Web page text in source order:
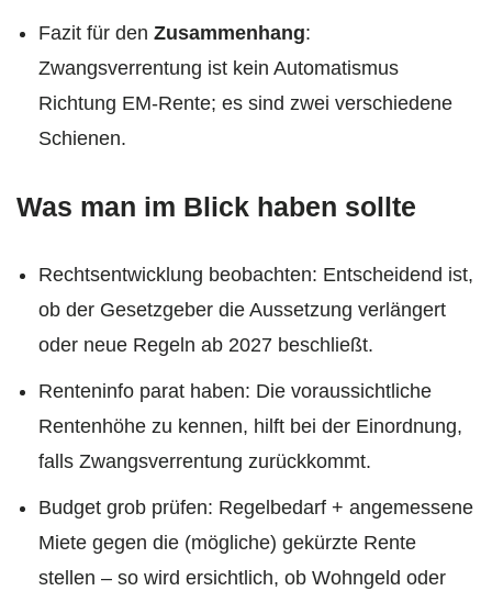
Fazit für den Zusammenhang:
Zwangsverrentung ist kein Automatismus
Richtung EM-Rente; es sind zwei verschiedene
Schienen.
Was man im Blick haben sollte
Rechtsentwicklung beobachten: Entscheidend ist,
ob der Gesetzgeber die Aussetzung verlängert
oder neue Regeln ab 2027 beschließt.
Renteninfo parat haben: Die voraussichtliche
Rentenhöhe zu kennen, hilft bei der Einordnung,
falls Zwangsverrentung zurückkommt.
Budget grob prüfen: Regelbedarf + angemessene
Miete gegen die (mögliche) gekürzte Rente
stellen – so wird ersichtlich, ob Wohngeld oder